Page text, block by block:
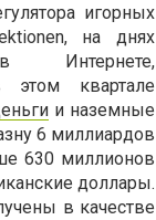
игорных
на днях
Интернете,
этом квартале
и наземные
6 миллиардов
630 миллионов
доллары.
в качестве